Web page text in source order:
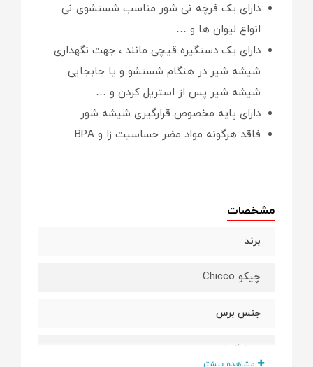
دارای یک فرچه نی شور مناسب شستشوی نی
انواع لیوان ها و …
دارای یک دستگیره قیچی مانند ، جهت نگهداری
شیشه شیر در هنگام شستشو و یا جابجایی
شیشه شیر پس از استریل کردن و …
دارای پایه مخصوص قرارگیری شیشه شور
فاقد هرگونه مواد مضر حساسیت زا و BPA
مشخصات
برند
چیکو Chicco
جنس برس
سیلیکونی
مشاهده بیشتر